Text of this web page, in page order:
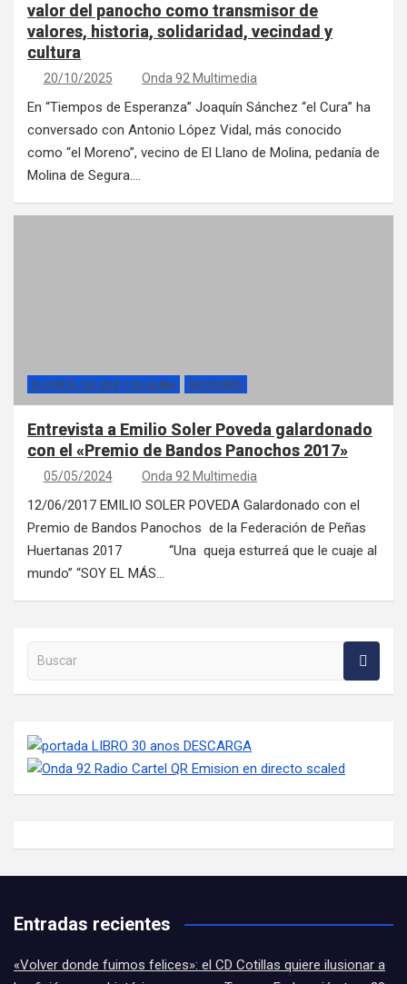
valor del panocho como transmisor de
valores, historia, solidaridad, vecindad y
cultura
20/10/2025 Onda 92 Multimedia
En “Tiempos de Esperanza” Joaquín Sánchez “el Cura” ha
conversado con Antonio López Vidal, más conocido
como “el Moreno”, vecino de El Llano de Molina, pedanía de
Molina de Segura.…
EL POETA, SU VOZ Y SU ALMA SECCIONES
Entrevista a Emilio Soler Poveda galardonado
con el «Premio de Bandos Panochos 2017»
05/05/2024 Onda 92 Multimedia
12/06/2017 EMILIO SOLER POVEDA Galardonado con el
Premio de Bandos Panochos de la Federación de Peñas
Huertanas 2017 “Una queja esturreá que le cuaje al
mundo” “SOY EL MÁS…
Buscar en la web
Entradas recientes
«Volver donde fuimos felices»: el CD Cotillas quiere ilusionar a